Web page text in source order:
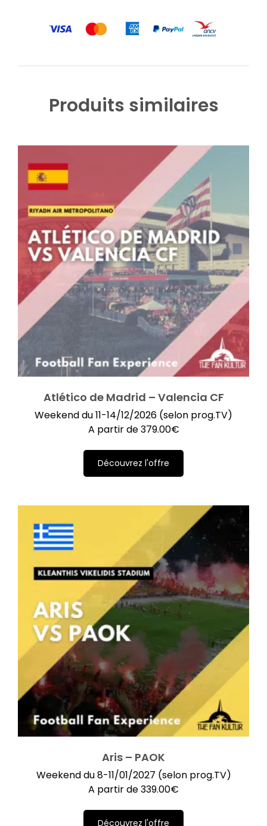
Produits similaires
Atlético de Madrid – Valencia CF
Weekend du 11-14/12/2026 (selon prog.TV)
A partir de379.00€
Découvrez l'offre
Aris – PAOK
Weekend du 8-11/01/2027 (selon prog.TV)
A partir de339.00€
Découvrez l'offre